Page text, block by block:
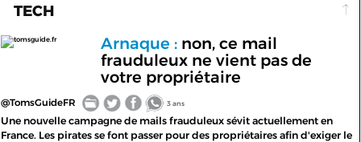
TECH
tomsguide.fr Arnaque :non, ce mail
frauduleux ne vient pas de
votre propriétaire
@TomsGuideFR 3 ans
Une nouvelle campagne de mails frauduleux sévit actuellement en
France. Les pirates se font passer pour des propriétaires afin d'exiger le